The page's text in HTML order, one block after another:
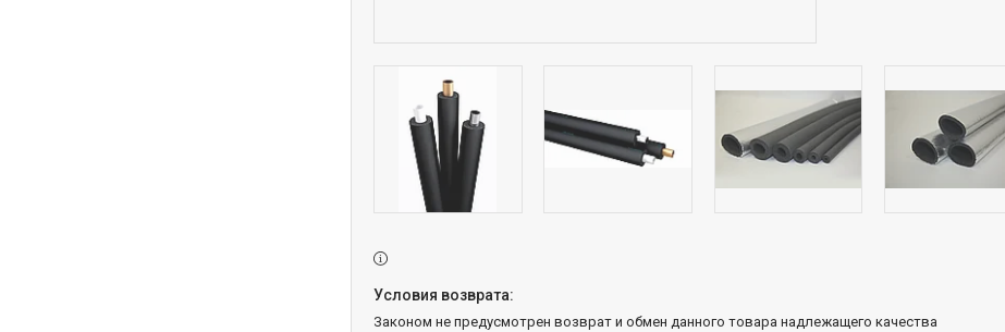
Законом не предусмотрен возврат и обмен данного товара надлежащего качества